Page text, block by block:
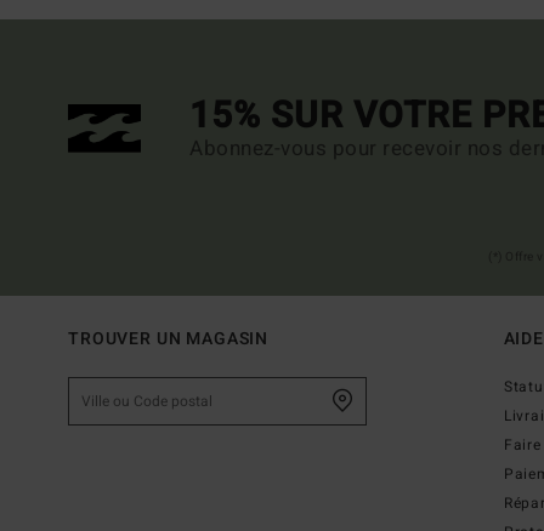
15% SUR VOTRE
Abonnez-vous pour recevoir nos
TROUVER UN MAGASIN AIDE